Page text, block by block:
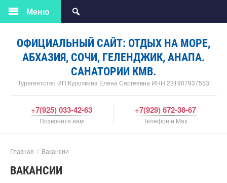
ОФИЦИАЛЬНЫЙ САЙТ: ОТДЫХ НА МОРЕ,
АБХАЗИЯ, СОЧИ, ГЕЛЕНДЖИК, АНАПА.
САНАТОРИИ КМВ.
Турагентство ИП Курочкина Елена Сергеевна ИНН 231907937553
Меню
+7(925) 033-42-63
Позвоните нам
+7(929) 672-38-67
Телефон и Max
Главная / Вакансии
ВАКАНСИИ